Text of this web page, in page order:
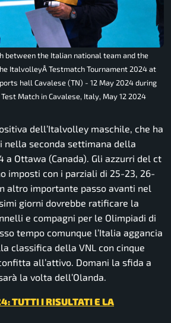
between the Italian national team and the
ItalvolleyÂ Testmatch Tournament 2024 at
hall Cavalese (TN) - 12 May 2024 during
Match in Cavalese, Italy, May 12 2024
dell’Italvolley maschile, che ha
nella seconda settimana della
a Ottawa (Canada). Gli azzurri del ct
imposti con i parziali di 25-23, 26-
altro importante passo avanti nel
giorni dovrebbe ratificare la
e compagni per le Olimpiadi di
tempo comunque l’Italia aggancia
classifica della VNL con cinque
all’attivo. Domani la sfida a
la volta dell’Olanda.
TUTTI I RISULTATI E LA